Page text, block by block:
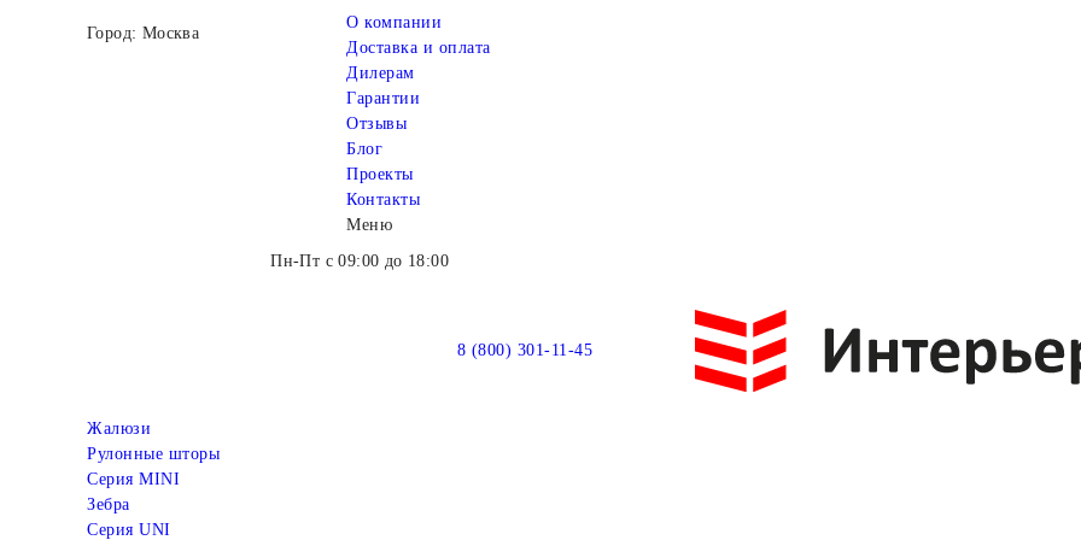
Город: Москва
О компании
Доставка и оплата
Дилерам
Гарантии
Отзывы
Блог
Проекты
Контакты
Меню
Пн-Пт с 09:00 до 18:00
8 (800) 301-11-45
Жалюзи
Рулонные шторы
Серия MINI
Зебра
Серия UNI